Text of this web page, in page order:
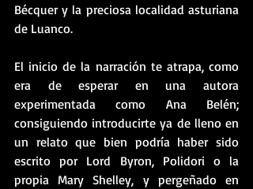
Bécquer y la preciosa localidad asturiana
de Luanco.
El inicio de la narración te atrapa, como
era de esperar en una autora
experimentada como Ana Belén;
consiguiendo introducirte ya de lleno en
un relato que bien podría haber sido
escrito por Lord Byron, Polidori o la
propia Mary Shelley, y pergeñado en